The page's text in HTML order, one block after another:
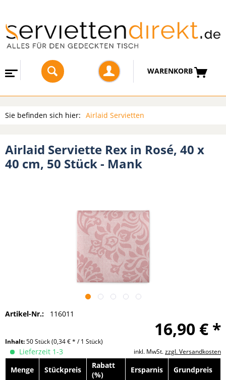
WARENKORB
Sie befinden sich hier: Airlaid Servietten
Airlaid Serviette Rex in Rosé, 40 x
40 cm, 50 Stück - Mank
Artikel-Nr.: 116011
16,90 € *
Inhalt:50 Stück(0,34 € * / 1 Stück)
inkl. MwSt.zzgl. Versandkosten
Lieferzeit 1-3
Menge
Stückpreis
Rabatt
(%)
Ersparnis Grundpreis